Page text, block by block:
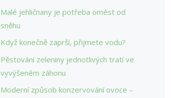
Malé jehličnany je potřeba omést od
sněhu
Když konečně zaprší, přijmete vodu?
Pěstování zeleniny jednotlivých tratí ve
vyvýšeném záhonu
Moderní způsob konzervování ovoce –